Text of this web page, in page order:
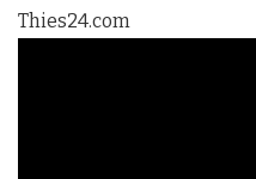
Thies24.com